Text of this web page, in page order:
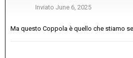
Inviato June 6, 2025
Ma questo Coppola è quello che stiamo